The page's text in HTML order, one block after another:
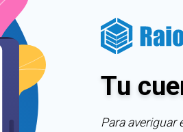
Tu
Para averiguar